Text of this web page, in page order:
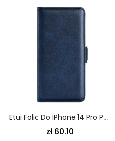
Etui Folio Do IPhone 14 Pro Podwójne Zapięcie
zł 60.10